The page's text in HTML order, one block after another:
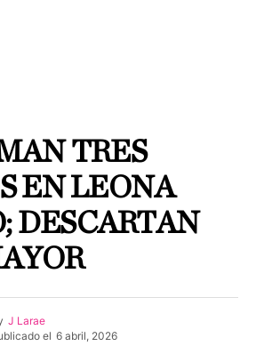
TRES
EN LEONA
DESCARTAN
J Larae
el 6 abril, 2026